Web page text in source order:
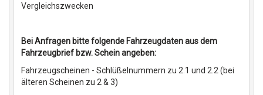
Vergleichszwecken
Bei Anfragen bitte folgende Fahrzeugdaten aus dem
Fahrzeugbrief bzw. Schein angeben:
Fahrzeugscheinen - Schlüßelnummern zu 2.1 und 2.2 (bei
älteren Scheinen zu 2 & 3)